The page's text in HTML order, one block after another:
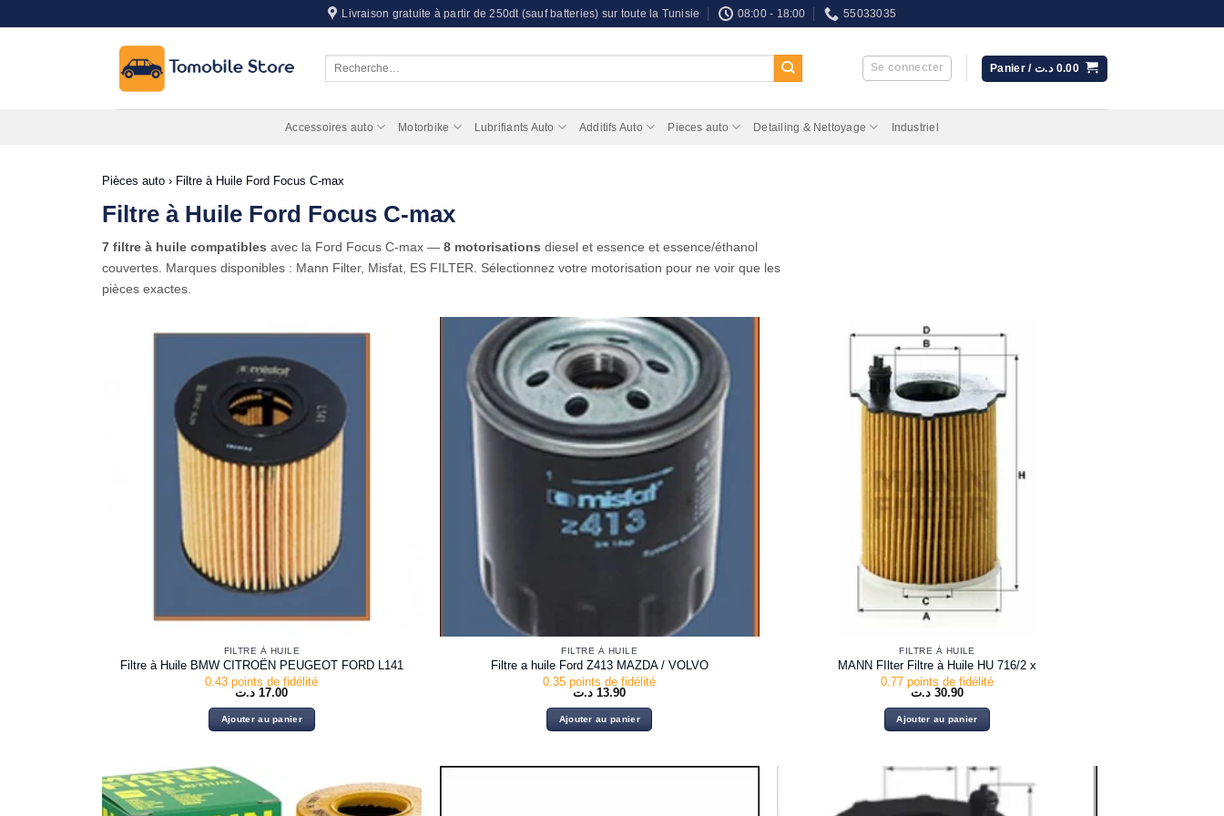
au
Livraison gratuite à partir de 250dt (sauf batteries) sur toute la Tunisie 08:00 - 18:00 55033035
Se connecter Panier / 0.00 د.ت
Accessoires auto Motorbike Lubrifiants Auto Additifs Auto Pieces auto Detailing & Nettoyage Industriel
Pièces auto › Filtre à Huile Ford Focus C-max
Filtre à Huile Ford Focus C-max
7 filtre à huile compatibles avec la Ford Focus C-max — 8 motorisations diesel et essence et essence/éthanol
couvertes. Marques disponibles : Mann Filter, Misfat, ES FILTER. Sélectionnez votre motorisation pour ne voir que les
pièces exactes.
FILTRE À HUILE
Filtre à Huile BMW CITROËN PEUGEOT FORD L141
0.43 points de fidélité
17.00 د.ت
Ajouter au panier
FILTRE À HUILE
Filtre a huile Ford Z413 MAZDA / VOLVO
0.35 points de fidélité
13.90 د.ت
Ajouter au panier
FILTRE À HUILE
MANN FIlter Filtre à Huile HU 716/2 x
0.77 points de fidélité
30.90 د.ت
Ajouter au panier